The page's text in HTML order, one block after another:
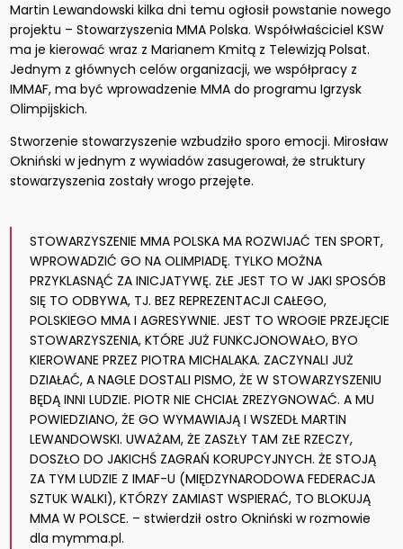
Martin Lewandowski kilka dni temu ogłosił powstanie nowego
projektu – Stowarzyszenia MMA Polska. Współwłaściciel KSW
ma je kierować wraz z Marianem Kmitą z Telewizją Polsat.
Jednym z głównych celów organizacji, we współpracy z
IMMAF, ma być wprowadzenie MMA do programu Igrzysk
Olimpijskich.
Stworzenie stowarzyszenie wzbudziło sporo emocji. Mirosław
Okniński w jednym z wywiadów zasugerował, że struktury
stowarzyszenia zostały wrogo przejęte.
STOWARZYSZENIE MMA POLSKA MA ROZWIJAĆ TEN SPORT,
WPROWADZIĆ GO NA OLIMPIADĘ. TYLKO MOŻNA
PRZYKLASNĄĆ ZA INICJATYWĘ. ZŁE JEST TO W JAKI SPOSÓB
SIĘ TO ODBYWA, TJ. BEZ REPREZENTACJI CAŁEGO,
POLSKIEGO MMA I AGRESYWNIE. JEST TO WROGIE PRZEJĘCIE
STOWARZYSZENIA, KTÓRE JUŻ FUNKCJONOWAŁO, BYO
KIEROWANE PRZEZ PIOTRA MICHALAKA. ZACZYNALI JUŻ
DZIAŁAĆ, A NAGLE DOSTALI PISMO, ŻE W STOWARZYSZENIU
BĘDĄ INNI LUDZIE. PIOTR NIE CHCIAŁ ZREZYGNOWAĆ. A MU
POWIEDZIANO, ŻE GO WYMAWIAJĄ I WSZEDŁ MARTIN
LEWANDOWSKI. UWAŻAM, ŻE ZASZŁY TAM ZŁE RZECZY,
DOSZŁO DO JAKICHŚ ZAGRAŃ KORUPCYJNYCH. ŻE STOJĄ
ZA TYM LUDZIE Z IMAF-U (MIĘDZYNARODOWA FEDERACJA
SZTUK WALKI), KTÓRZY ZAMIAST WSPIERAĆ, TO BLOKUJĄ
MMA W POLSCE. – stwierdził ostro Okniński w rozmowie
dla mymma.pl.